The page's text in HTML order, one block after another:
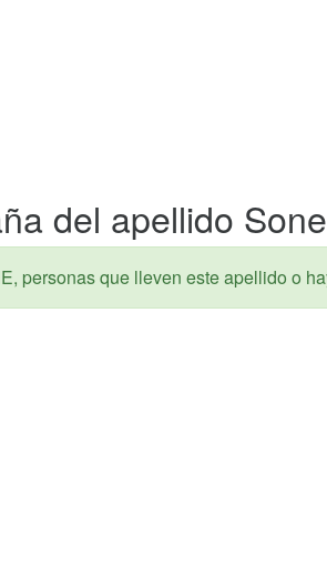
del apellido
personas que lleven este apellido o